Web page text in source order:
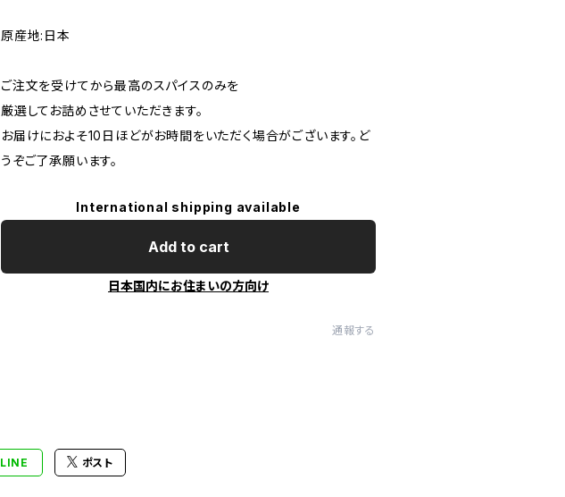
原産地:日本
ご注文を受けてから最高のスパイスのみを
厳選してお詰めさせていただきます。
お届けにおよそ10日ほどがお時間をいただく場合がございます。ど
うぞご了承願います。
International shipping available
Add to cart
日本国内にお住まいの方向け
通報する
LINE ポスト